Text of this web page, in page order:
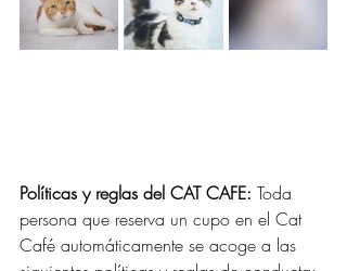
Políticas y reglas del CAT CAFE: Toda
persona que reserva un cupo en el Cat
Café automáticamente se acoge a las